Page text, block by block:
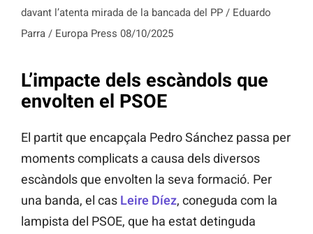
davant l’atenta mirada de la bancada del PP / Eduardo
Parra / Europa Press 08/10/2025
L’impacte dels escàndols que
envolten el PSOE
El partit que encapçala Pedro Sánchez passa per
moments complicats a causa dels diversos
escàndols que envolten la seva formació. Per
una banda, el cas Leire Díez, coneguda com la
lampista del PSOE, que ha estat detinguda